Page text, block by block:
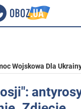
Wojskowa Dla